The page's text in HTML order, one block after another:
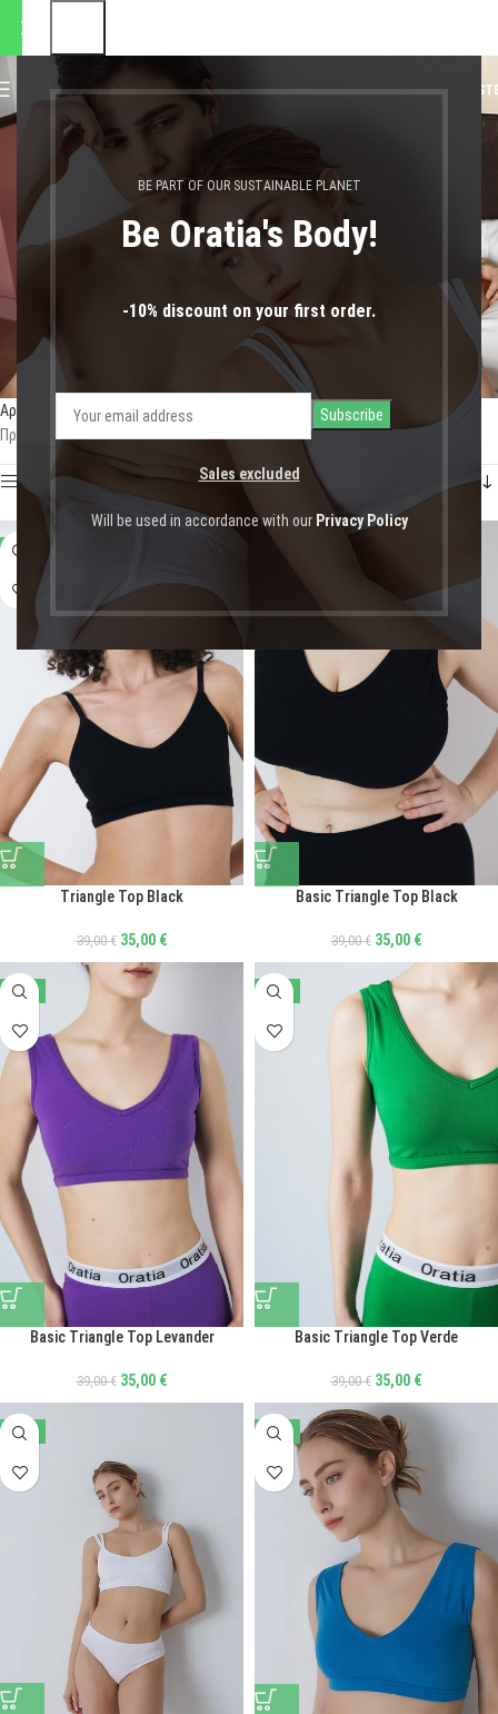
BE PART OF OUR SUSTAINABLE PLANET
Be Oratia's Body!
-10% discount on your first order.
Sales excluded
Will be used in accordance with our Privacy Policy
MENU 0,00€ LOGIN /
πλάτη
Αρχική σελίδα Shop Προϊόντα με ετικέτα “πλάτη”
Προβάλλονται όλα - 6 αποτελέσματα
Show sidebar
-10%
Triangle Top Black
39,00€ 35,00 €
-10%
Basic Triangle Top Black
39,00€ 35,00 €
-10%
Basic Triangle Top Levander
39,00€ 35,00 €
-10%
Basic Triangle Top Verde
39,00€ 35,00 €
-23% -23%
θα